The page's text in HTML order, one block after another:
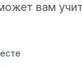
вам